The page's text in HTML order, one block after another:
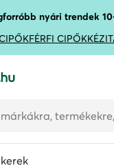
nyári trendek
FÉRFI CIPŐK